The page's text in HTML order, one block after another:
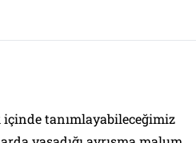
tanımlayabileceğimiz